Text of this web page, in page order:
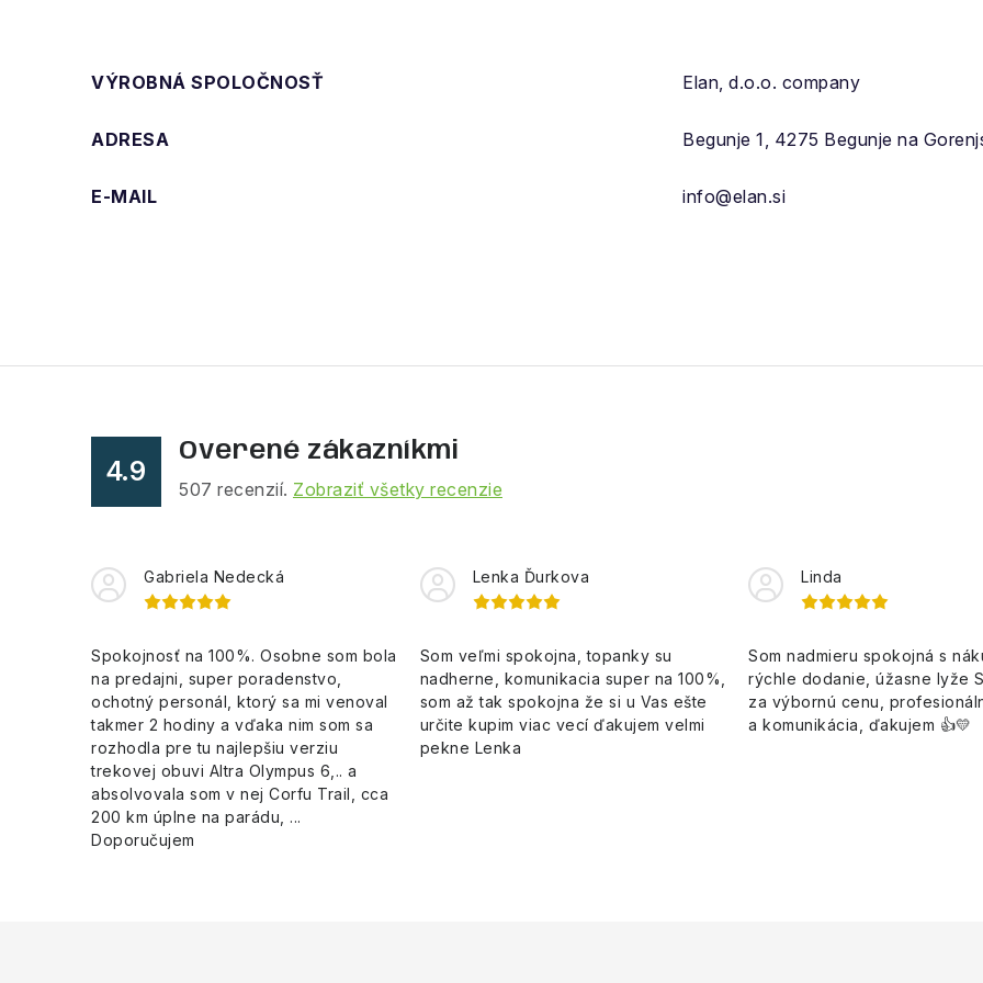
VÝROBNÁ SPOLOČNOSŤ Elan, d.o.o. company
ADRESA Begunje 1, 4275 Begunje na
E-MAIL info@elan.si
4.9
Overené zákazníkmi
507 recenzií. Zobraziť všetky recenzie
Gabriela Nedecká
Spokojnosť na 100%. Osobne som bola
na predajni, super poradenstvo,
ochotný personál, ktorý sa mi venoval
takmer 2 hodiny a vďaka nim som sa
rozhodla pre tu najlepšiu verziu
trekovej obuvi Altra Olympus 6,.. a
absolvovala som v nej Corfu Trail, cca
200 km úplne na parádu, ...
Doporučujem
Lenka Ďurkova
Som veľmi spokojna, topanky su
nadherne, komunikacia super na 100%,
som až tak spokojna že si u Vas ešte
určite kupim viac vecí ďakujem velmi
pekne Lenka
Linda
Som nadmieru spokojná s
rýchle dodanie, úžasne lyže
za výbornú cenu,
a komunikácia, ďakujem 👍💛